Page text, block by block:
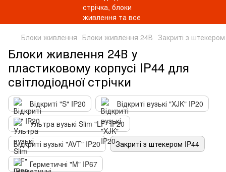
Блоки живлення Блоки живлення 24В Закриті з
Блоки живлення 24В у
пластиковому корпусі IP44 для
світлодіодної стрічки
Відкриті "S" IP20
Відкриті вузькі "XJK" IP20
Ультра вузькі Slim "LF" IP20
Відкриті вузькі "AVT" IP20
Закриті з штекером IP44
Герметичні "M" IP67